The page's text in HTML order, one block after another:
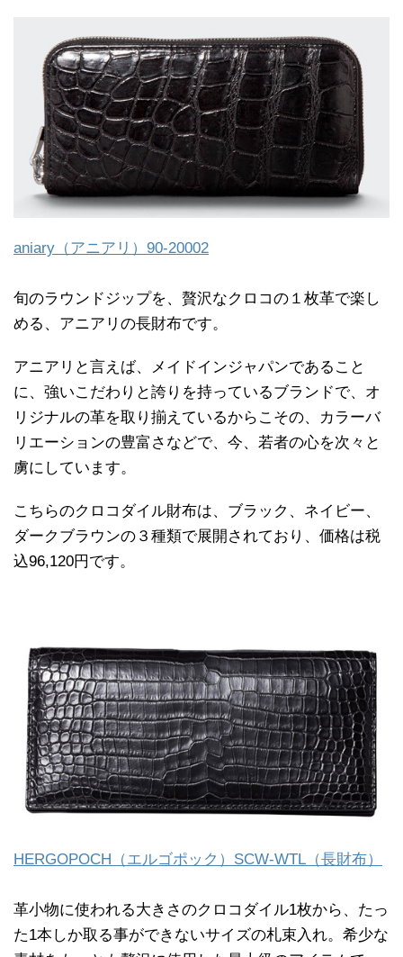
aniary（アニアリ）90-20002
旬のラウンドジップを、贅沢なクロコの１枚革で楽し
める、アニアリの長財布です。
アニアリと言えば、メイドインジャパンであること
に、強いこだわりと誇りを持っているブランドで、オ
リジナルの革を取り揃えているからこその、カラーバ
リエーションの豊富さなどで、今、若者の心を次々と
虜にしています。
こちらのクロコダイル財布は、ブラック、ネイビー、
ダークブラウンの３種類で展開されており、価格は税
込96,120円です。
HERGOPOCH（エルゴポック）SCW-WTL（長財布）
革小物に使われる大きさのクロコダイル1枚から、たっ
た1本しか取る事ができないサイズの札束入れ。希少な